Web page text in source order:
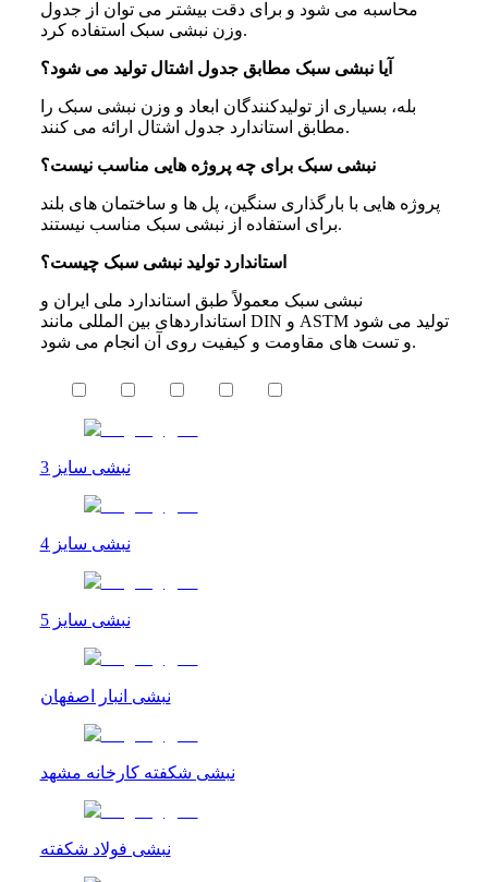
محاسبه می شود و برای دقت بیشتر می توان از جدول
وزن نبشی سبک استفاده کرد.
آیا نبشی سبک مطابق جدول اشتال تولید می شود؟
بله، بسیاری از تولیدکنندگان ابعاد و وزن نبشی سبک را
مطابق استاندارد جدول اشتال ارائه می کنند.
نبشی سبک برای چه پروژه هایی مناسب نیست؟
پروژه هایی با بارگذاری سنگین، پل ها و ساختمان های بلند
برای استفاده از نبشی سبک مناسب نیستند.
استاندارد تولید نبشی سبک چیست؟
نبشی سبک معمولاً طبق استاندارد ملی ایران و
استانداردهای بین المللی مانند DIN و ASTM تولید می شود
و تست های مقاومت و کیفیت روی آن انجام می شود.
نبشی سایز 3
نبشی سایز 4
نبشی سایز 5
نبشی انبار اصفهان
نبشی شکفته کارخانه مشهد
نبشی فولاد شکفته